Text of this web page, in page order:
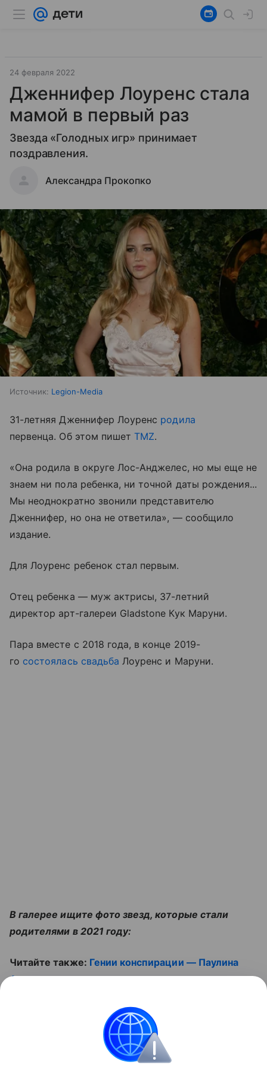
24 февраля 2022
Дженнифер Лоуренс стала
мамой в первый раз
Звезда «Голодных игр» принимает
поздравления.
Александра Прокопко
Источник: Legion-Media
31-летняя Дженнифер Лоуренс родила
первенца. Об этом пишет TMZ.
«Она родила в округе Лос-Анджелес, но мы еще не
знаем ни пола ребенка, ни точной даты рождения...
Мы неоднократно звонили представителю
Дженнифер, но она не ответила», — сообщило
издание.
Для Лоуренс ребенок стал первым.
Отец ребенка — муж актрисы, 37-летний
директор арт-галереи Gladstone Кук Маруни.
Пара вместе с 2018 года, в конце 2019-
го состоялась свадьба Лоуренс и Маруни.
В галерее ищите фото звезд, которые стали
родителями в 2021 году:
Читайте также: Гении конспирации — Паулина
Андреева и другие звезды, мастерски скрывшие
Контент недоступен